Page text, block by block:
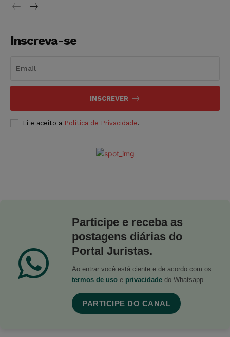
Inscreva-se
INSCREVER
Li e aceito a Política de Privacidade.
Participe e receba as
postagens diárias do
Portal Juristas.
Ao entrar você está ciente e de acordo com os
termos de uso e privacidade do Whatsapp.
PARTICIPE DO CANAL